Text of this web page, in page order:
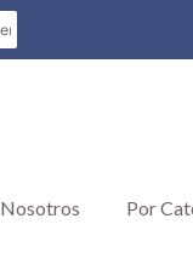
Nosotros Por